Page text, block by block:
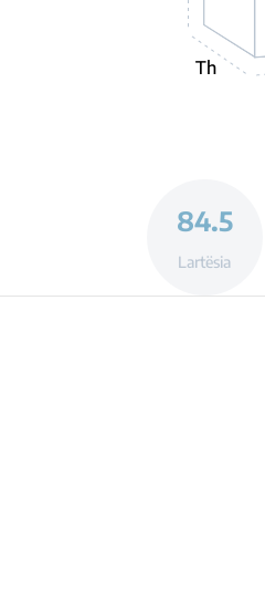
Th
84.5
Lartësia